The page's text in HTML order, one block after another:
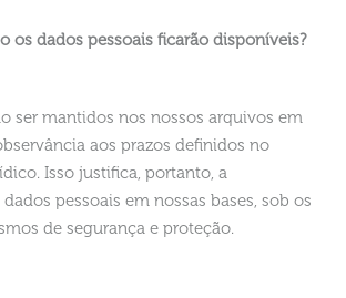
os dados pessoais ficarão disponíveis?
ser mantidos nos nossos arquivos em
aos prazos definidos no
Isso justifica, portanto, a
pessoais em nossas bases, sob os
de segurança e proteção.